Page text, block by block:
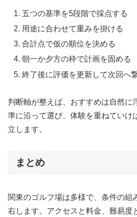
五つの基準を5段階で採点する
用途に合わせて重みを掛ける
合計点で仮の順位を決める
朝一か夕方の枠で計画を固める
終了後に評価を更新して次回へ
判断軸が整えば、おすすめは自然に
準に沿って選び、体験を重ねていけ
立します。
まとめ
関東のゴルフ場は多様で、条件の組
右します。アクセスと料金、難易度